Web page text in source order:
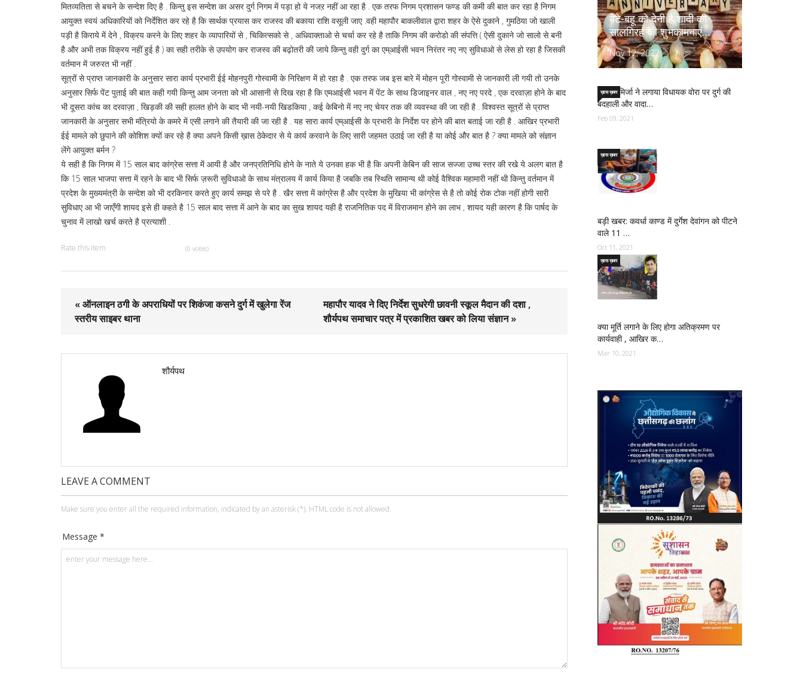
मितव्यतिता से बचने के सन्देश दिए है . किन्तु इस सन्देश का असर दुर्ग निगम में पड़ा हो ये नजऱ नहीं आ रहा है . एक तरफ निगम प्रशासन फण्ड की कमी की बात कर रहा है निगम
आयुक्त स्वयं अधिकारियों को निर्देशित कर रहे है कि सार्थक प्रयास कर राजस्व की बकाया राशि वसूली जाए .वही महापौर बाकलीवाल द्वारा शहर के ऐसे दुकाने , गुमठिया जो खाली
पड़ी है किराये में देने , विक्रय करने के लिए शहर के व्यापारियों से , चिकित्सको से , अधिवाक्ताओ से चर्चा कर रहे है ताकि निगम की करोडो की संपत्ति ( ऐसी दुकाने जो सालो से बनी
है और अभी तक विक्रय नहीं हुई है ) का सही तरीके से उपयोग कर राजस्व की बढ़ोतरी की जाये किन्तु वही दुर्ग का एम्आईसी भवन निरंतर नए नए सुविधाओ से लेस हो रहा है जिसकी
वर्तमान में जरुरत भी नहीं .
सूत्रों से प्राप्त जानकारी के अनुसार सारा कार्य प्रभारी ईई मोहनपुरी गोस्वामी के निरिक्षण में हो रहा है . एक तरफ जब इस बारे में मोहन पूरी गोस्वामी से जानकारी ली गयी तो उनके
अनुसार सिर्फ पेंट पुताई की बात कही गयी किन्तु आम जनता को भी आसानी से दिख रहा है कि एमआईसी भवन में पेंट के साथ डिजाइनर वाल , नए नए परदे , एक दरवाज़ा होने के बाद
भी दूसरा कांच का दरवाज़ा , खिड़की की सही हालत होने के बाद भी नयी-नयी खिडकिया , कई केबिनो में नए नए चेयर तक की व्यवस्था की जा रही है . विश्वस्त सूत्रों से प्राप्त
जानकारी के अनुसार सभी मंत्रियो के कमरे में एसी लगाने की तैयारी की जा रही है . यह सारा कार्य एम्आईसी के प्रभारी के निर्देश पर होने की बात बताई जा रही है . आखिर प्रभारी
ईई मामले को छुपाने की कोशिश क्यों कर रहे है क्या अपने किसी ख़ास ठेकेदार से ये कार्य करवाने के लिए सारी जहमत उठाई जा रही है या कोई और बात है ? क्या मामले को संज्ञान
लेंगे आयुक्त बर्मन ?
ये सही है कि निगम में 15 साल बाद कांग्रेस सत्ता में आयी है और जनप्रतिनिधि होने के नाते ये उनका हक भी है कि अपनी केबिन की साज सज्जा उच्च स्तर की रखे ये अलग बात है
कि 15 साल भाजपा सत्ता में रहने के बाद भी सिर्फ ज़रूरी सुविधाओ के साथ मंत्रालय में कार्य किया है जबकि तब स्थिति सामान्य थी कोई वैश्विक महामारी नहीं थी किन्तु वर्तमान में
प्रदेश के मुख्यमंत्री के सन्देश को भी दरकिनार करते हुए कार्य समझ से परे है . खैर सत्ता में कांग्रेस है और प्रदेश के मुखिया भी कांग्रेस से है तो कोई रोक टोक नहीं होगी सारी
सुविधाए आ भी जाएँगी शायद इसे ही कहते है 15 साल बाद सत्ता में आने के बाद का सुख शायद यही है राजनितिक पद में विराजमान होने का लाभ , शायद यही कारण है कि पार्षद के
चुनाव में लाखो खर्च करते है प्रत्याशी .
Rate this item (0 votes)
« ऑनलाइन ठगी के अपराधियों पर शिकंजा कसने दुर्ग में खुलेगा रेंज
स्तरीय साइबर थाना
महापौर यादव ने दिए निर्देश सुधरेगी छावनी स्कूल मैदान की दशा ,
शौर्यपथ समाचार पत्र में प्रकाशित खबर को लिया संज्ञान »
शौर्यपथ
LEAVE A COMMENT
Make sure you enter all the required information, indicated by an asterisk (*). HTML code is not allowed.
Message *
बेटे-बहू को देनी है शादी की
सालगिरह की शुभकामनाएं…
Nov 12, 2022
साजिद मिर्जा ने लगाया विधायक वोरा पर दुर्ग की
बदहाली और वादा…
ख़ास ख़बर
Feb 09, 2021
बड़ी खबर: कवर्धा काण्ड में दुर्गेश देवांगन को पीटने
वाले 11 …
ख़ास ख़बर
Oct 11, 2021
क्या मूर्ति लगाने के लिए होगा अतिक्रमण पर
कार्यवाही , आखिर क…
ख़ास ख़बर
Mar 10, 2021